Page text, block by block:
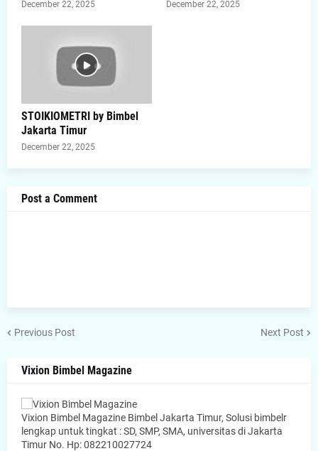
December 22, 2025 December 22, 2025
STOIKIOMETRI by Bimbel
Jakarta Timur
December 22, 2025
Post a Comment
Previous Post Next Post
Vixion Bimbel Magazine
Vixion Bimbel Magazine Bimbel Jakarta Timur, Solusi bimbelr
lengkap untuk tingkat : SD, SMP, SMA, universitas di Jakarta
Timur No. Hp: 082210027724